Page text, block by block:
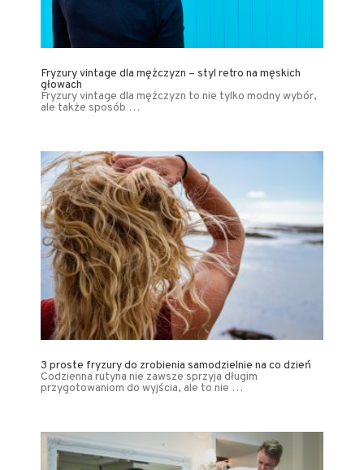
Fryzury vintage dla mężczyzn – styl retro na męskich
głowach
Fryzury vintage dla mężczyzn to nie tylko modny wybór,
ale także sposób …
3 proste fryzury do zrobienia samodzielnie na co dzień
Codzienna rutyna nie zawsze sprzyja długim
przygotowaniom do wyjścia, ale to nie …